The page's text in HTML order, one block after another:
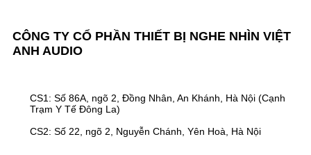
CÔNG TY CỔ PHẦN THIẾT BỊ NGHE NHÌN VIỆT
ANH AUDIO
CS1: Số 86A, ngõ 2, Đồng Nhân, An Khánh, Hà Nội (Cạnh
Trạm Y Tế Đông La)
CS2: Số 22, ngõ 2, Nguyễn Chánh, Yên Hoà, Hà Nội